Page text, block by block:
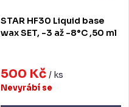
STAR HF30 Liquid base
wax SET, -3 až -8°C ,50 ml
500 Kč / ks
Nevyrábí se